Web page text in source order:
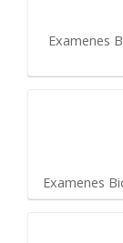
Examenes
Examenes